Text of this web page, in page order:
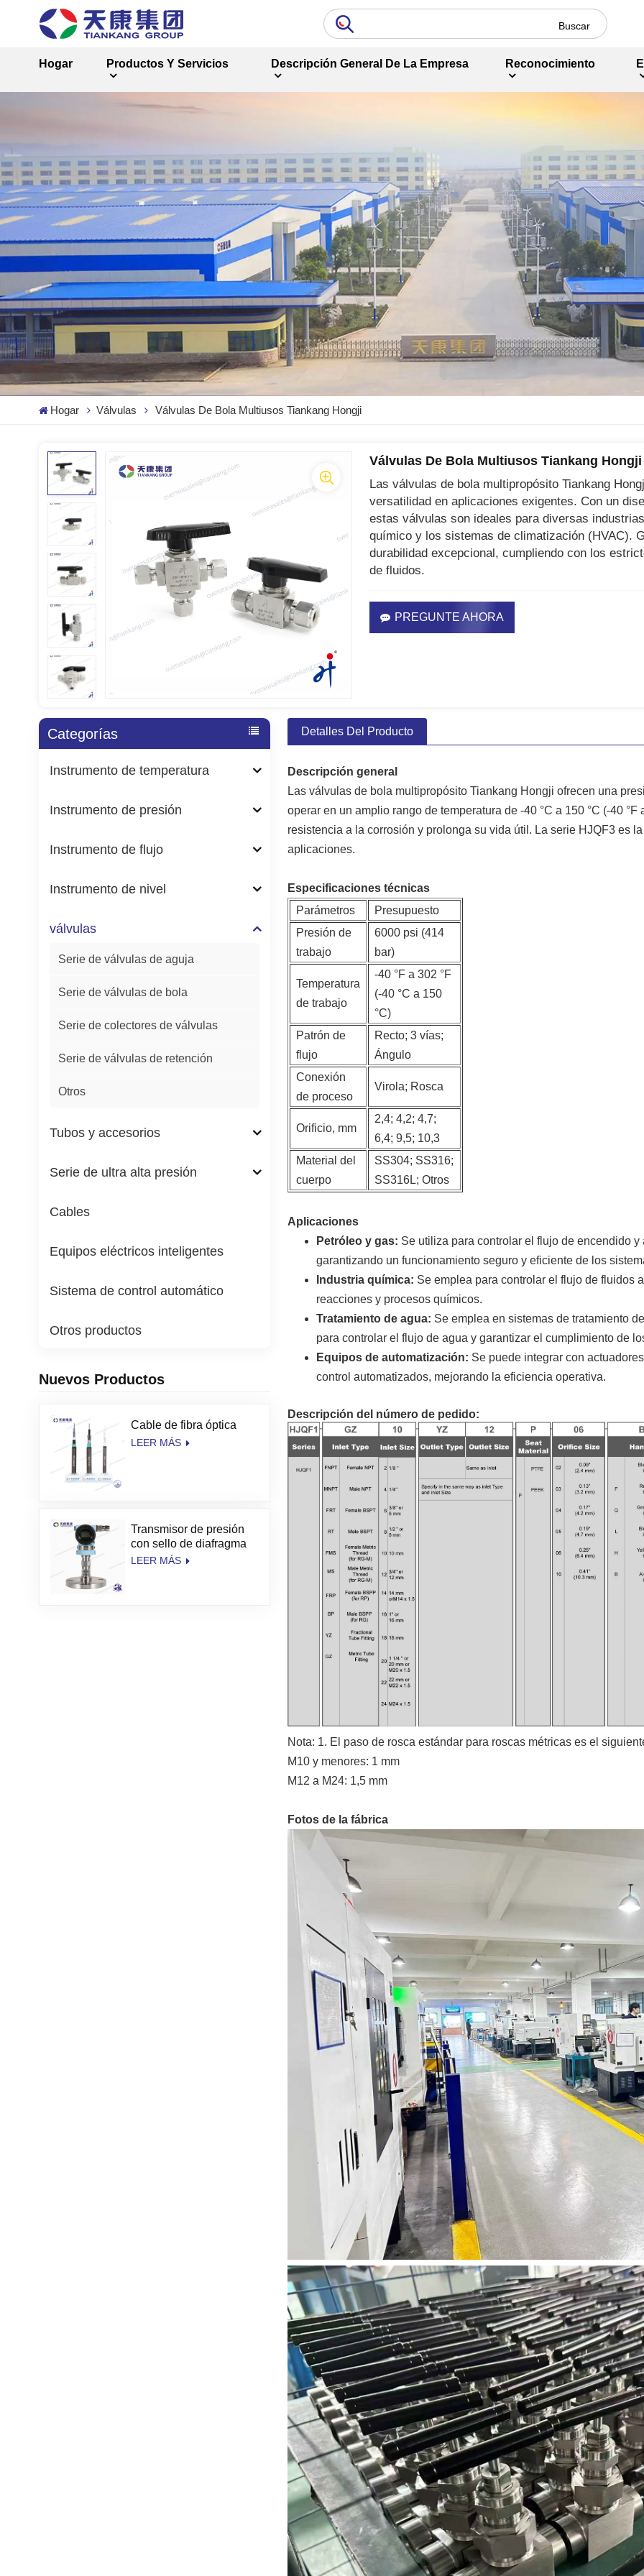
Hogar Productos Y Servicios Descripción General De La Empresa Reconocimiento
Hogar Válvulas Válvulas De Bola Multiusos Tiankang Hongji
Válvulas De Bola Multiusos Tiankang Hongji
Las válvulas de bola multipropósito Tiankang
versatilidad en aplicaciones exigentes. Con un
estas válvulas son ideales para diversas
químico y los sistemas de climatización (HVAC).
durabilidad excepcional, cumpliendo con los
de fluidos.
PREGUNTE AHORA
Categorías
Instrumento de temperatura
Instrumento de presión
Instrumento de flujo
Instrumento de nivel
válvulas
Serie de válvulas de aguja
Serie de válvulas de bola
Serie de colectores de válvulas
Serie de válvulas de retención
Otros
Tubos y accesorios
Serie de ultra alta presión
Cables
Equipos eléctricos inteligentes
Sistema de control automático
Otros productos
Nuevos Productos
Cable de fibra óptica
LEER MÁS
Transmisor de presión
con sello de diafragma
de alta temperatura
LEER MÁS
Detalles Del Producto
Descripción general
Las válvulas de bola multipropósito Tiankang Hongji ofrecen una
operar en un amplio rango de temperatura de -40 °C a 150 °C (-40
resistencia a la corrosión y prolonga su vida útil. La serie HJQF3 es
aplicaciones.
Especificaciones técnicas
Parámetros
Presupuesto
Presión de
trabajo
6000 psi (414
bar)
Temperatura
de trabajo
-40 °F a 302 °F
(-40 °C a 150
°C)
Patrón de
flujo
Recto; 3 vías;
Ángulo
Conexión
de proceso
Virola; Rosca
Orificio, mm
2,4; 4,2; 4,7;
6,4; 9,5; 10,3
Material del
cuerpo
SS304; SS316;
SS316L; Otros
Aplicaciones
Petróleo y gas: Se utiliza para controlar el flujo de encendido
garantizando un funcionamiento seguro y eficiente de los
Industria química: Se emplea para controlar el flujo de fluidos
reacciones y procesos químicos.
Tratamiento de agua: Se emplea en sistemas de tratamiento
para controlar el flujo de agua y garantizar el cumplimiento de
Equipos de automatización: Se puede integrar con
control automatizados, mejorando la eficiencia operativa.
Descripción del número de pedido:
Nota: 1. El paso de rosca estándar para roscas métricas es el
M10 y menores: 1 mm
M12 a M24: 1,5 mm
Fotos de la fábrica